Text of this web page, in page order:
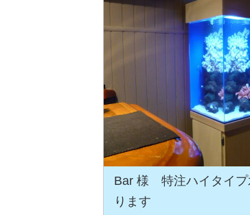
Bar 様 特注ハイタイプ
ります